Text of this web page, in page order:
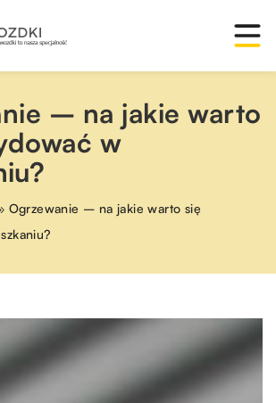
– na jakie warto
w
Ogrzewanie – na jakie warto się